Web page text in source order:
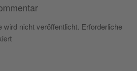
wird nicht veröffentlicht. Erforderliche